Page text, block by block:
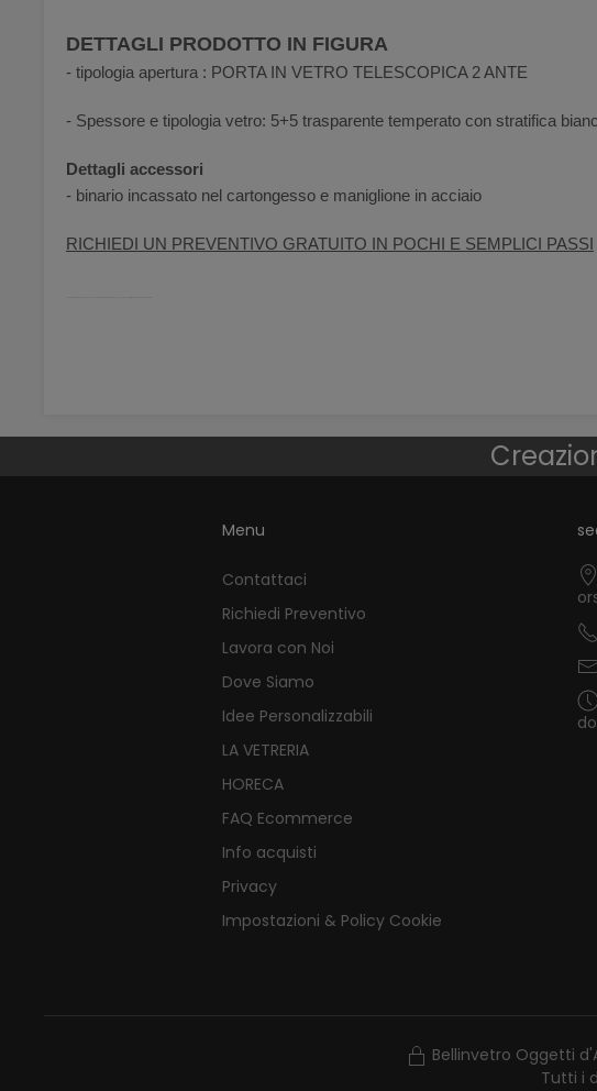
DETTAGLI PRODOTTO IN FIGURA
- tipologia apertura : PORTA IN VETRO TELESCOPICA 2 ANTE
- Spessore e tipologia vetro: 5+5 trasparente temperato con stratifica
Dettagli accessori
- binario incassato nel cartongesso e maniglione in acciaio
RICHIEDI UN PREVENTIVO GRATUITO IN POCHI E SEMPLICI PASSI
Menu
Contattaci
Richiedi Preventivo
Lavora con Noi
Dove Siamo
Idee Personalizzabili
LA VETRERIA
HORECA
FAQ Ecommerce
Info acquisti
Privacy
Impostazioni & Policy Cookie
Bellinvetro Oggetti
Tutti i